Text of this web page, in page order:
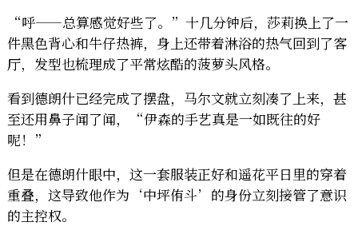
“呼——总算感觉好些了。”十几分钟后，莎莉换上了一
件黑色背心和牛仔热裤，身上还带着淋浴的热气回到了客
厅，发型也梳理成了平常炫酷的菠萝头风格。
看到德朗什已经完成了摆盘，马尔文就立刻凑了上来，甚
至还用鼻子闻了闻，“伊森的手艺真是一如既往的好
呢！”
但是在德朗什眼中，这一套服装正好和遥花平日里的穿着
重叠，这导致他作为‘中坪侑斗’的身份立刻接管了意识
的主控权。